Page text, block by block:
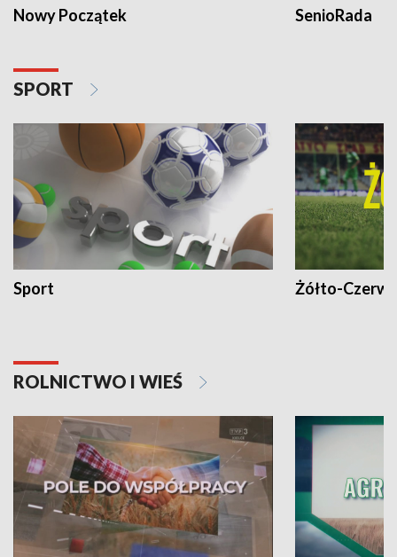
Nowy Początek SenioRada
SPORT
Sport Żółto-
ROLNICTWO I WIEŚ